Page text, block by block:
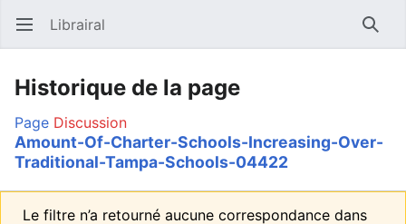
Ouvrir le menu principal Librairal
Historique de la page
Page Discussion
Amount-Of-Charter-Schools-Increasing-Over-
Traditional-Tampa-Schools-04422
Le filtre n’a retourné aucune correspondance dans